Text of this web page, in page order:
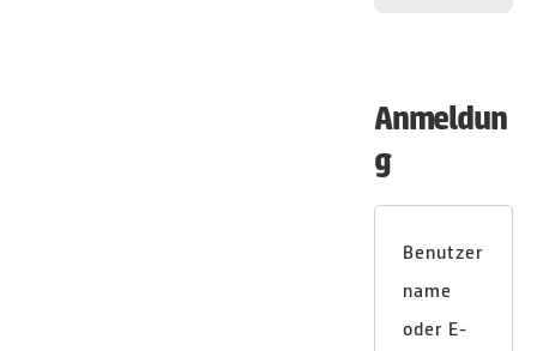
Anmeldun
g
Benutzer
name
oder E-